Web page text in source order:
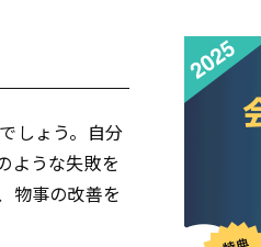
しょう。自分
ような失敗を
物事の改善を